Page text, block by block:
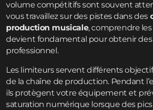
volume compétitifs sont souvent
vous travaillez sur des pistes dans des
production musicale, comprendre
devient fondamental pour obtenir des
professionnel.
Les limiteurs servent différents
de la chaîne de production. Pendant
ils protègent votre équipement et
saturation numérique lorsque des